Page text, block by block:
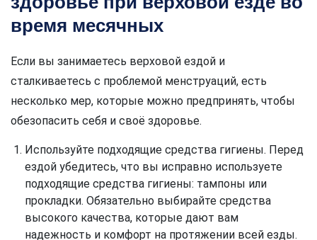
время месячных
Если вы занимаетесь верховой ездой и
сталкиваетесь с проблемой менструаций, есть
несколько мер, которые можно предпринять, чтобы
обезопасить себя и своё здоровье.
Используйте подходящие средства гигиены. Перед
ездой убедитесь, что вы исправно используете
подходящие средства гигиены: тампоны или
прокладки. Обязательно выбирайте средства
высокого качества, которые дают вам
надежность и комфорт на протяжении всей езды.